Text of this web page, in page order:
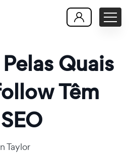
Quais
Têm
Taylor